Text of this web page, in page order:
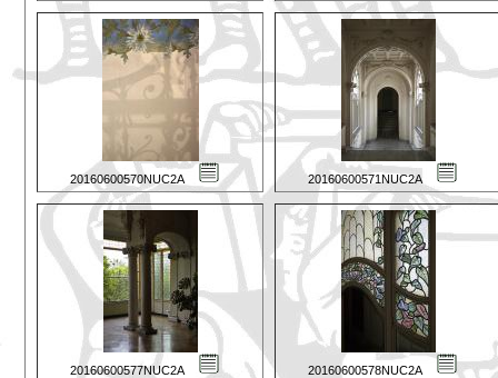
20160600570NUC2A 20160600571NUC2A
20160600577NUC2A 20160600578NUC2A